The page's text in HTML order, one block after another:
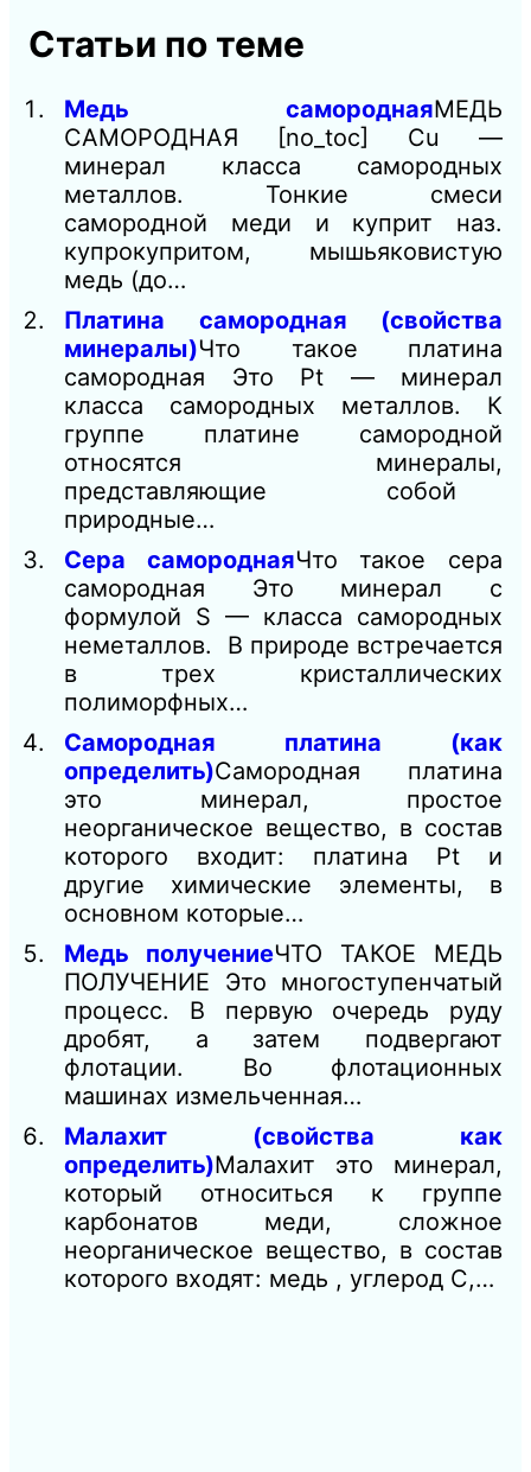
Статьи по теме
Медь самороднаяМЕДЬ
САМОРОДНАЯ [no_toc] Сu —
минерал класса самородных
металлов. Тонкие смеси
самородной меди и куприт наз.
купрокупритом, мышьяковистую
медь (до…
Платина самородная (свойства
минералы)Что такое платина
самородная Это Pt — минерал
класса самородных металлов. К
группе платине самородной
относятся минералы,
представляющие собой
природные…
Сера самороднаяЧто такое сера
самородная Это минерал с
формулой S — класса самородных
неметаллов. В природе встречается
в трех кристаллических
полиморфных…
Самородная платина (как
определить)Самородная платина
это минерал, простое
неорганическое вещество, в состав
которого входит: платина Pt и
другие химические элементы, в
основном которые…
Медь получениеЧТО ТАКОЕ МЕДЬ
ПОЛУЧЕНИЕ Это многоступенчатый
процесс. В первую очередь руду
дробят, а затем подвергают
флотации. Во флотационных
машинах измельченная…
Малахит (свойства как
определить)Малахит это минерал,
который относиться к группе
карбонатов меди, сложное
неорганическое вещество, в состав
которого входят: медь , углерод С,…